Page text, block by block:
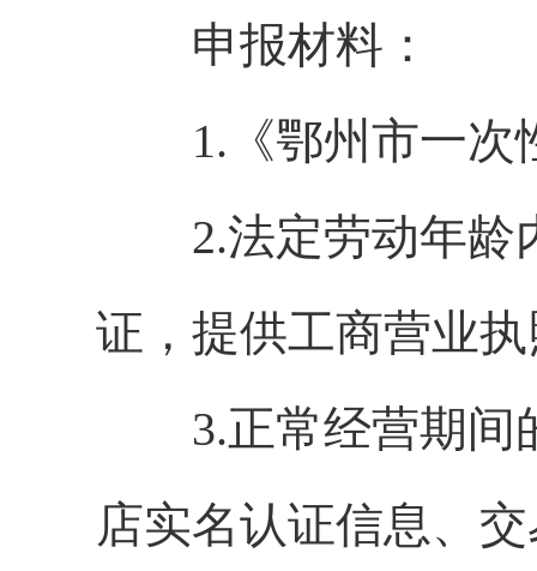
申报材料：
1.《鄂州市一次
2.法定劳动年龄
证，提供工商营业
3.正常经营期间
店实名认证信息、